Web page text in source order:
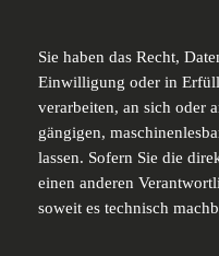
Sie haben das Recht,
Einwilligung oder in
verarbeiten, an sich oder
gängigen,
lassen. Sofern Sie die
einen anderen
soweit es technisch